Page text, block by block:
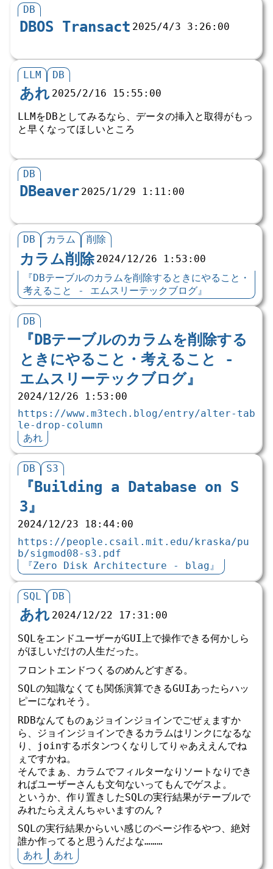
DB
DBOS Transact 2025/4/3 3:26:00
LLM DB
あれ 2025/2/16 15:55:00
LLMをDBとしてみるなら、データの挿入と取得がもっ
と早くなってほしいところ
DB
DBeaver 2025/1/29 1:11:00
DB カラム 削除
カラム削除 2024/12/26 1:53:00
『DBテーブルのカラムを削除するときにやること・
考えること - エムスリーテックブログ』
DB
『DBテーブルのカラムを削除する
ときにやること・考えること -
エムスリーテックブログ』
2024/12/26 1:53:00
https://www.m3tech.blog/entry/alter-tab
le-drop-column
あれ
DB S3
『Building a Database on S
3』
2024/12/23 18:44:00
https://people.csail.mit.edu/kraska/pu
b/sigmod08-s3.pdf
『Zero Disk Architecture - blag』
SQL DB
あれ 2024/12/22 17:31:00
SQLをエンドユーザーがGUI上で操作できる何かしら
がほしいだけの人生だった。
フロントエンドつくるのめんどすぎる。
SQLの知識なくても関係演算できるGUIあったらハッ
ピーになれそう。
RDBなんてものぁジョインジョインでごぜぇますか
ら、ジョインジョインできるカラムはリンクになるな
り、joinするボタンつくなりしてりゃあええんでね
ぇですかね。
そんでまぁ、カラムでフィルターなりソートなりでき
ればユーザーさんも文句ないってもんでゲスよ。
というか、作り置きしたSQLの実行結果がテーブルで
みれたらええんちゃいますのん？
SQLの実行結果からいい感じのページ作るやつ、絶対
誰か作ってると思うんだよな………
あれ
あれ